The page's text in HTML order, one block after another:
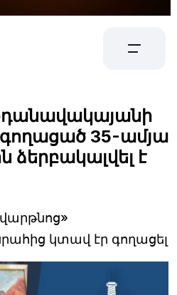
35-ամյա
ձերբակալվել է
կտավ էր գողացել